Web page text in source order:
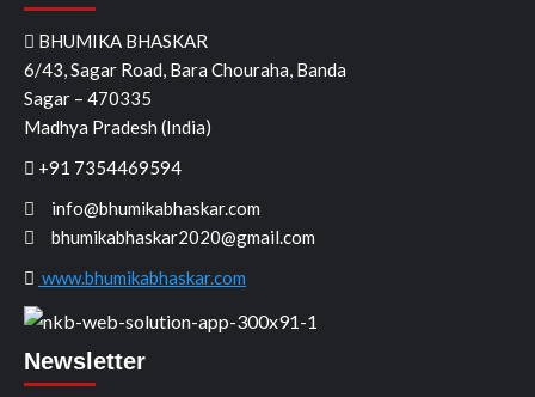
BHUMIKA BHASKAR
6/43, Sagar Road, Bara Chouraha, Banda
Sagar – 470335
Madhya Pradesh (India)
+91 7354469594
info@bhumikabhaskar.com
bhumikabhaskar2020@gmail.com
www.bhumikabhaskar.com
Newsletter